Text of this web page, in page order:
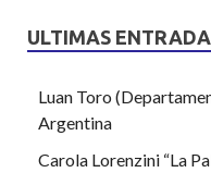
ULTIMAS
Luan Toro
Argentina
Carola Lorenzini “La